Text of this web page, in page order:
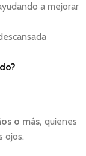
a mejorar
o más, quienes
ojos.